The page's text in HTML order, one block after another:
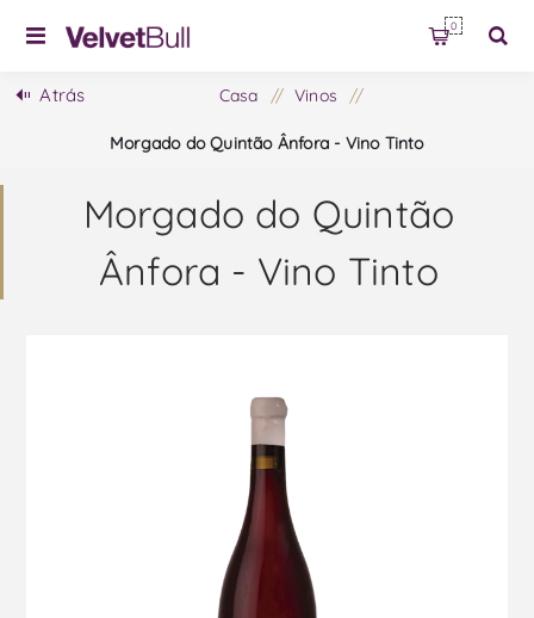
0
Atrás Casa / Vinos /
Morgado do Quintão Ânfora - Vino Tinto
Morgado do Quintão
Ânfora - Vino Tinto